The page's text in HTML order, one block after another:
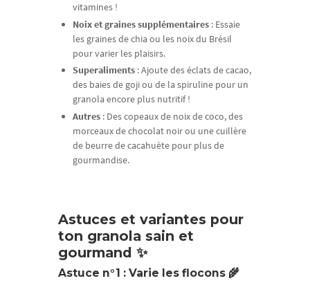
vitamines !
Noix et graines supplémentaires : Essaie
les graines de chia ou les noix du Brésil
pour varier les plaisirs.
Superaliments : Ajoute des éclats de cacao,
des baies de goji ou de la spiruline pour un
granola encore plus nutritif !
Autres : Des copeaux de noix de coco, des
morceaux de chocolat noir ou une cuillère
de beurre de cacahuète pour plus de
gourmandise.
Astuces et variantes pour
ton granola sain et
gourmand ✨
Astuce n°1 : Varie les flocons 🌾